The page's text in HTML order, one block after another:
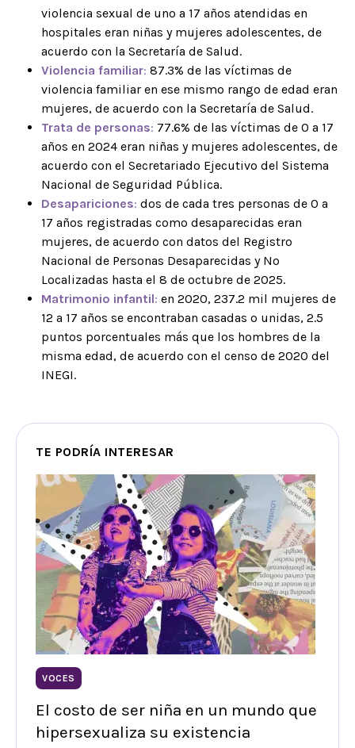
violencia sexual de uno a 17 años atendidas en
hospitales eran niñas y mujeres adolescentes, de
acuerdo con la Secretaría de Salud.
Violencia familiar: 87.3% de las víctimas de
violencia familiar en ese mismo rango de edad eran
mujeres, de acuerdo con la Secretaría de Salud.
Trata de personas: 77.6% de las víctimas de 0 a 17
años en 2024 eran niñas y mujeres adolescentes, de
acuerdo con el Secretariado Ejecutivo del Sistema
Nacional de Seguridad Pública.
Desapariciones: dos de cada tres personas de 0 a
17 años registradas como desaparecidas eran
mujeres, de acuerdo con datos del Registro
Nacional de Personas Desaparecidas y No
Localizadas hasta el 8 de octubre de 2025.
Matrimonio infantil: en 2020, 237.2 mil mujeres de
12 a 17 años se encontraban casadas o unidas, 2.5
puntos porcentuales más que los hombres de la
misma edad, de acuerdo con el censo de 2020 del
INEGI.
TE PODRÍA INTERESAR
VOCES
El costo de ser niña en un mundo que
hipersexualiza su existencia